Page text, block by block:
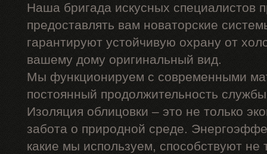
Наша бригада искусных специалистов
предоставлять вам новаторские
гарантируют устойчивую охрану от
вашему дому оригинальный вид.
Мы функционируем с современными
постоянный продолжительность
Изоляция облицовки – это не только
забота о природной среде.
какие мы используем, способствуют не